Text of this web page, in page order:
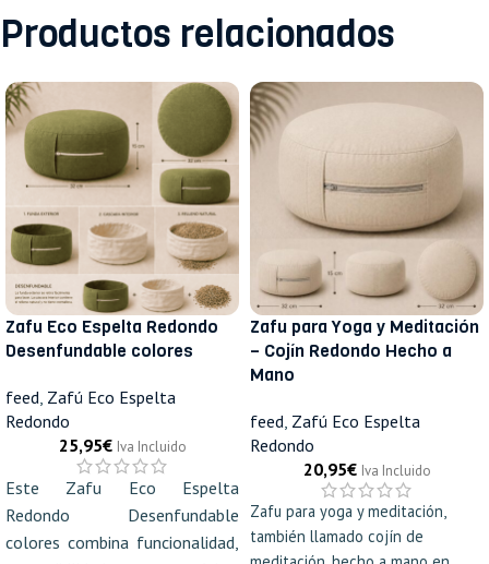
Productos relacionados
Zafu Eco Espelta Redondo
Desenfundable colores
feed Zafú Eco Espelta
Redondo
25,95€ Iva Incluido
Este Zafu Eco Espelta
Redondo Desenfundable
colores combina funcionalidad,
Zafu para Yoga y Meditación
– Cojín Redondo Hecho a
Mano
feed Zafú Eco Espelta
Redondo
20,95€ Iva Incluido
Zafu para yoga y meditación,
también llamado cojín de